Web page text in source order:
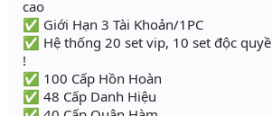
cao
✅ Giới Hạn 3 Tài Khoản/1PC
✅ Hệ thống 20 set vip, 10 set độc
!
✅ 100 Cấp Hồn Hoàn
✅ 48 Cấp Danh Hiệu